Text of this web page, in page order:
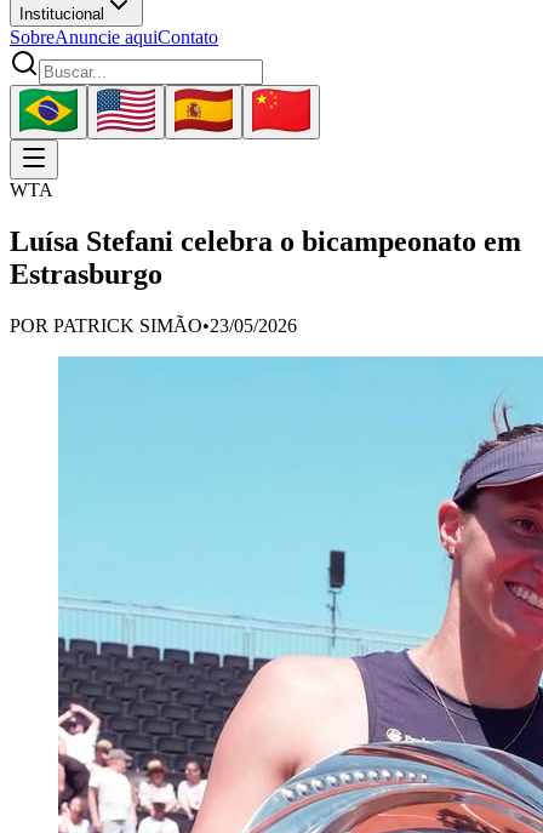
Institucional
SobreAnuncie aquiContato
WTA
Luísa Stefani celebra o bicampeonato em
Estrasburgo
POR PATRICK SIMÃO•23/05/2026